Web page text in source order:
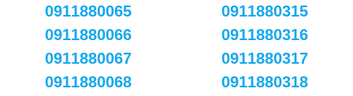
0911880065
0911880066
0911880067
0911880068
0911880315
0911880316
0911880317
0911880318